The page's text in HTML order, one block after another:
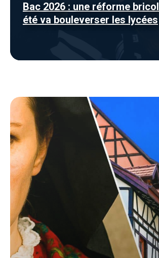
Bac 2026 : une réforme
été va bouleverser les lycées